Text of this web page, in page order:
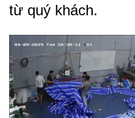
từ quý khách.